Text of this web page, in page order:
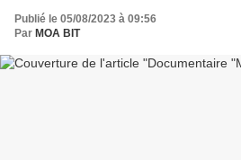
Publié le 05/08/2023 à 09:56
Par MOA BIT